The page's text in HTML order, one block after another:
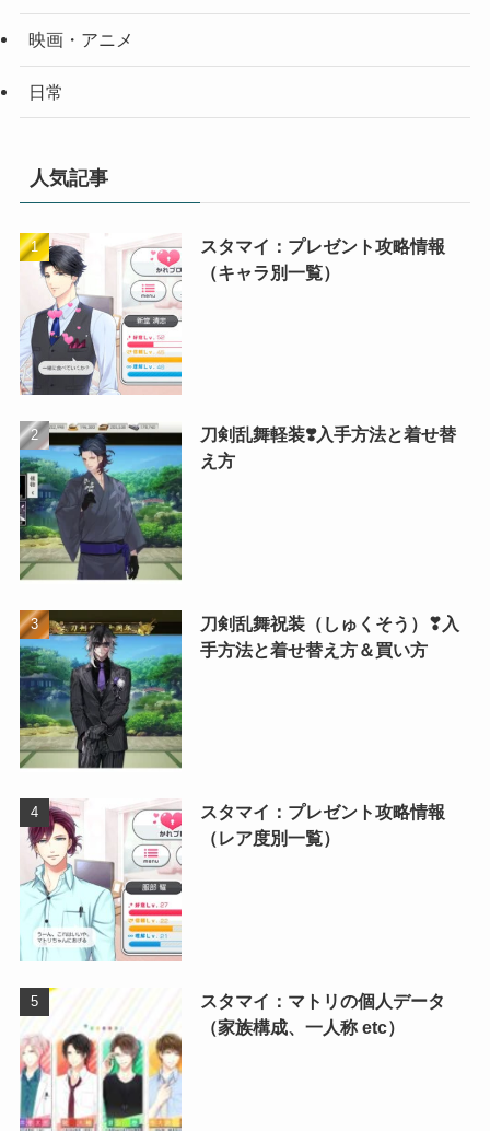
映画・アニメ
日常
人気記事
スタマイ：プレゼント攻略情報
（キャラ別一覧）
刀剣乱舞軽装❣️入手方法と着せ替
え方
刀剣乱舞祝装（しゅくそう）❣入
手方法と着せ替え方＆買い方
スタマイ：プレゼント攻略情報
（レア度別一覧）
スタマイ：マトリの個人データ
（家族構成、一人称 etc）